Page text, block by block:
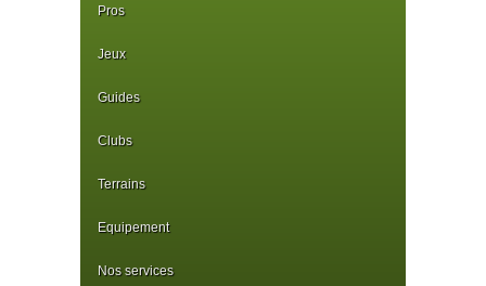
Pros
Jeux
Guides
Clubs
Terrains
Equipement
Nos services